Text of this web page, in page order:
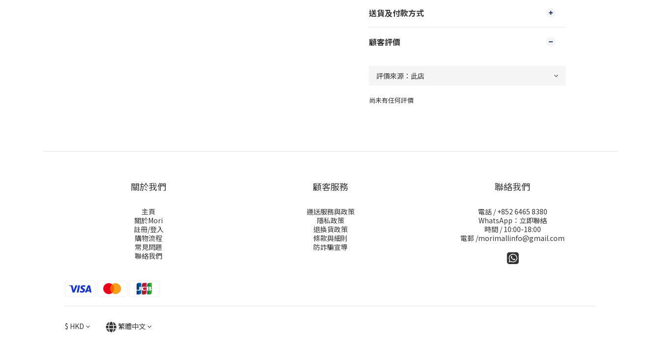
送貨及付款方式
顧客評價
尚未有任何評價
關於我們
主頁
關於Mori
註冊/登入
購物流程
常見問題
聯絡我們
顧客服務
運送服務與政策
隱私政策
退換貨政策
條款與細則
防詐騙宣導
聯絡我們
電話 / +852 6465 8380
WhatsApp：立即聯絡
時間 / 10:00-18:00
電郵 /morimallinfo@gmail.com
$ HKD 繁體中文